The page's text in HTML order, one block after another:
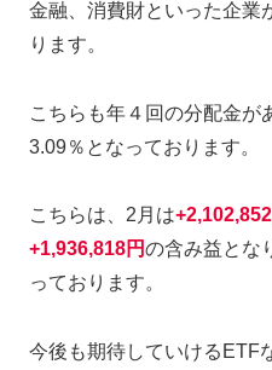
金融、消費財といった企業
ります。
こちらも年４回の分配金が
3.09％となっております。
こちらは、2月は+
+1,936,818円の含み益とな
っております。
今後も期待していけるETF